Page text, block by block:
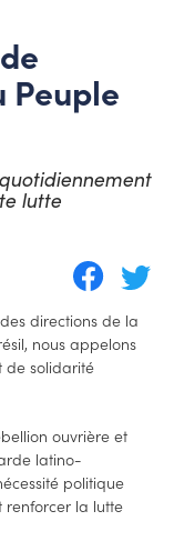
Peuple
lutte
directions de la
nous appelons
de solidarité
ouvrière et
latino-
politique
la lutte